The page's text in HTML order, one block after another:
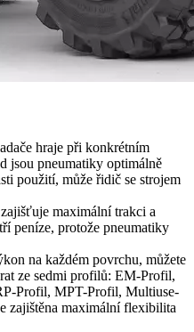
hraje při konkrétním
jsou pneumatiky optimálně
použití, může řidič se strojem
maximální trakci a
peníze, protože pneumatiky
na každém povrchu, můžete
ze sedmi profilů: EM-Profil,
Profil, MPT-Profil, Multiuse-
zajištěna maximální flexibilita